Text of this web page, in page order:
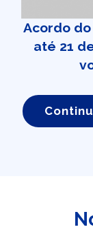
Acordo
até 21